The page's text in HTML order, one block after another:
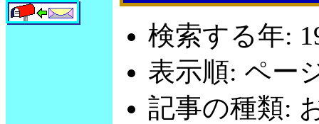
検索する年:
表示順: ペー
記事の種類: